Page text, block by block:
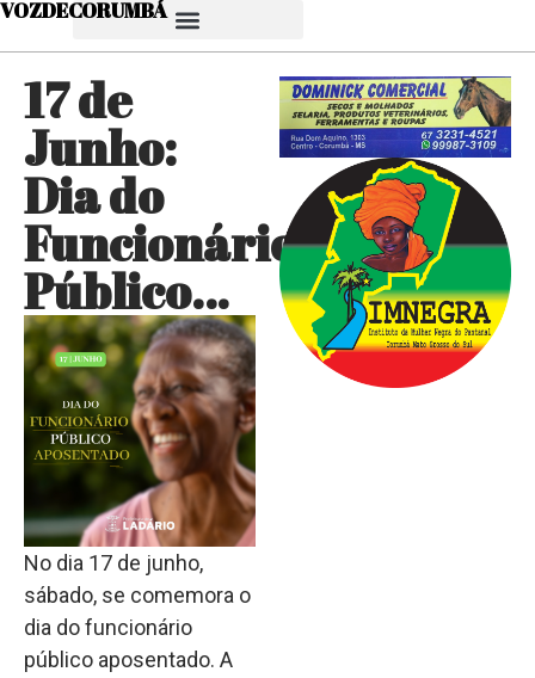
VOZDECORUMBÁ
17 de
Junho:
Dia do
Funcionário
Público…
No dia 17 de junho,
sábado, se comemora o
dia do funcionário
público aposentado. A